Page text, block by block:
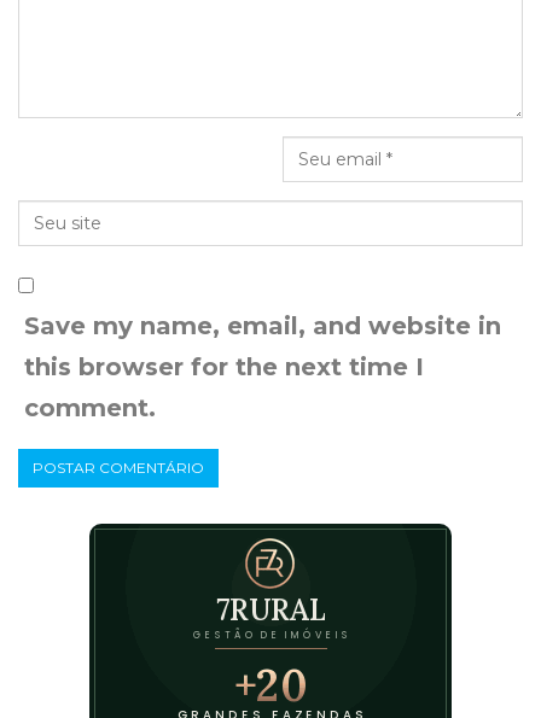
Save my name, email, and website in
this browser for the next time I
comment.